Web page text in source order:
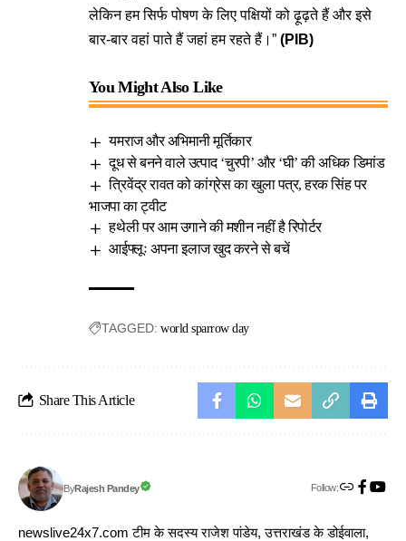
लेकिन हम सिर्फ पोषण के लिए पक्षियों को ढ़ूढ़ते हैं और इसे
बार-बार वहां पाते हैं जहां हम रहते हैं।” (PIB)
You Might Also Like
यमराज और अभिमानी मूर्तिकार
दूध से बनने वाले उत्पाद ‘चुरपी’ और ‘घी’ की अधिक डिमांड
त्रिवेंद्र रावत को कांग्रेस का खुला पत्र, हरक सिंह पर
भाजपा का ट्वीट
हथेली पर आम उगाने की मशीन नहीं है रिपोर्टर
आईफ्लूः अपना इलाज खुद करने से बचें
TAGGED: world sparrow day
Share This Article
ByRajesh Pandey Follow:
newslive24x7.com टीम के सदस्य राजेश पांडेय, उत्तराखंड के डोईवाला,